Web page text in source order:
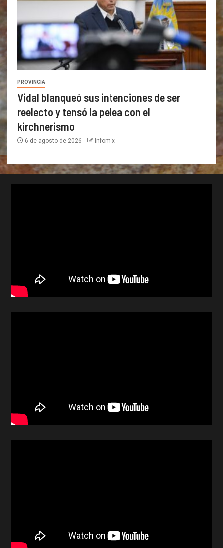
PROVINCIA
Vidal blanqueó sus intenciones de ser
reelecto y tensó la pelea con el
kirchnerismo
6 de agosto de 2026 Infomix